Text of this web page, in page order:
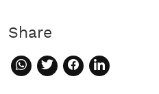
Share